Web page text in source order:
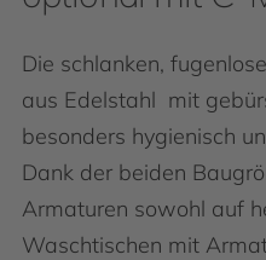
Die schlanken,
aus Edelstahl mit
besonders hygienisch
Dank der beiden
Armaturen sowohl auf
Waschtischen mit